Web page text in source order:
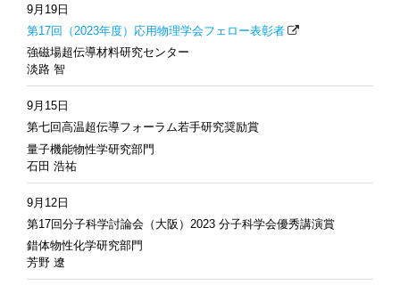
9月19日
第17回（2023年度）応用物理学会フェロー表彰者
強磁場超伝導材料研究センター
淡路 智
9月15日
第七回高温超伝導フォーラム若手研究奨励賞
量子機能物性学研究部門
石田 浩祐
9月12日
第17回分子科学討論会（大阪）2023 分子科学会優秀講演賞
錯体物性化学研究部門
芳野 遼